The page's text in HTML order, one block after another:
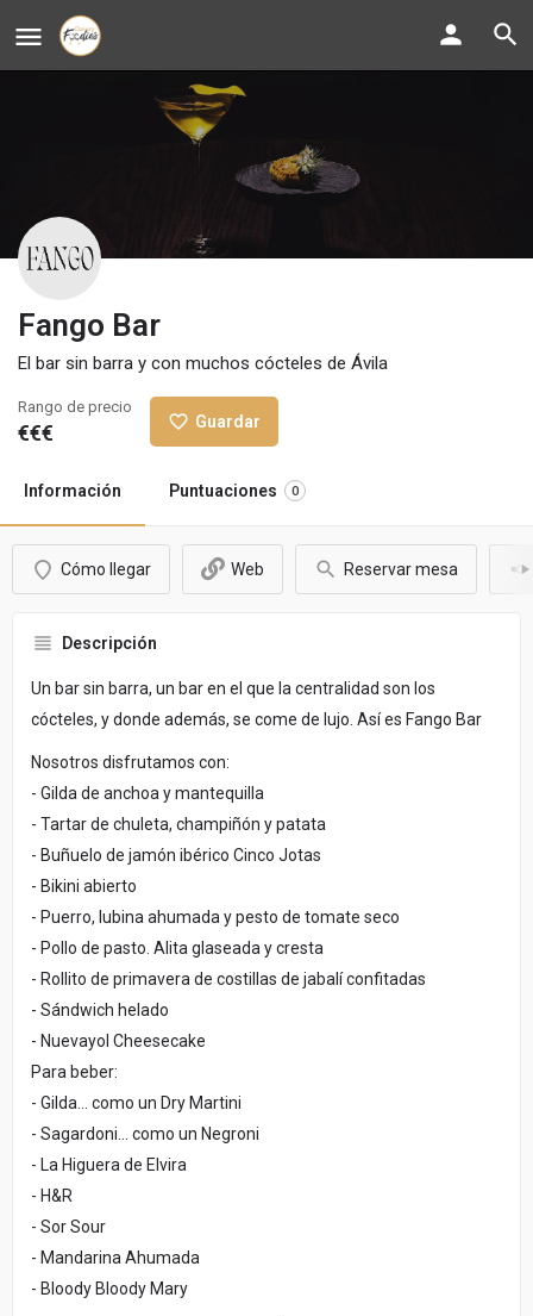
Fango Bar
El bar sin barra y con muchos cócteles de Ávila
Rango de precio
€€€ Guardar
Información Puntuaciones 0
Cómo llegar Web Reservar mesa
Descripción
Un bar sin barra, un bar en el que la centralidad son los
cócteles, y donde además, se come de lujo. Así es Fango Bar
Nosotros disfrutamos con:
- Gilda de anchoa y mantequilla
- Tartar de chuleta, champiñón y patata
- Buñuelo de jamón ibérico Cinco Jotas
- Bikini abierto
- Puerro, lubina ahumada y pesto de tomate seco
- Pollo de pasto. Alita glaseada y cresta
- Rollito de primavera de costillas de jabalí confitadas
- Sándwich helado
- Nuevayol Cheesecake
Para beber:
- Gilda... como un Dry Martini
- Sagardoni... como un Negroni
- La Higuera de Elvira
- H&R
- Sor Sour
- Mandarina Ahumada
- Bloody Bloody Mary